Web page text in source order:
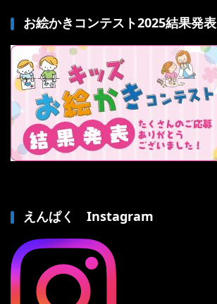
お絵かきコンテスト2025結果発表
えんぱく Instagram